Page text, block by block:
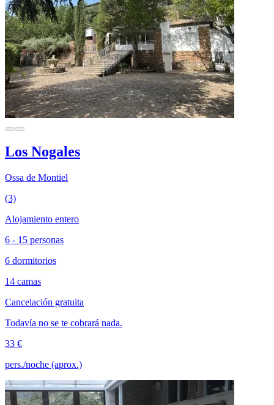
Los Nogales
Ossa de Montiel
(3)
Alojamiento entero
6 - 15 personas
6 dormitorios
14 camas
Cancelación gratuita
Todavía no se te cobrará nada.
33 €
pers./noche (aprox.)